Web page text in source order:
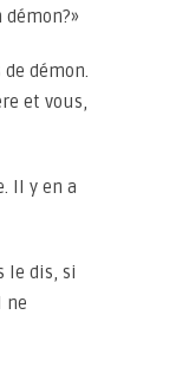
de démon.
et vous,
Il y en a
le dis, si
ne